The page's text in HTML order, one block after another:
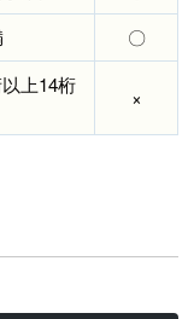
〇
上14桁
×